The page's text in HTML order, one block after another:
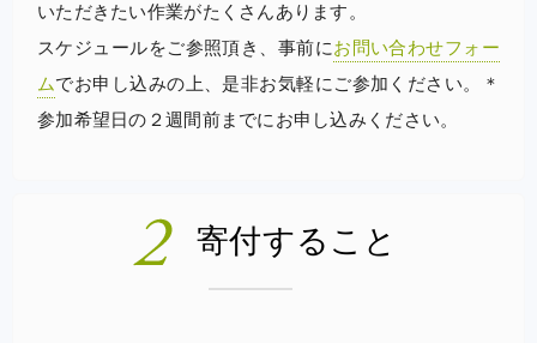
いただきたい作業がたくさんあります。
スケジュールをご参照頂き、事前にお問い合わせフォー
ムでお申し込みの上、是非お気軽にご参加ください。＊
参加希望日の２週間前までにお申し込みください。
寄付すること